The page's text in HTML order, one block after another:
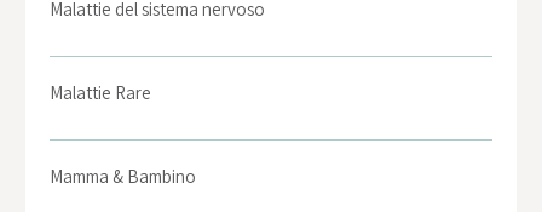
Malattie del sistema nervoso
Malattie Rare
Mamma & Bambino